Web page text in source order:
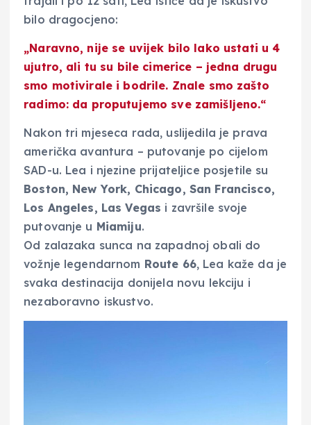
bilo dragocjeno:
„Naravno, nije se uvijek bilo lako ustati u 4
ujutro, ali tu su bile cimerice – jedna drugu
smo motivirale i bodrile. Znale smo zašto
radimo: da proputujemo sve zamišljeno.“
Nakon tri mjeseca rada, uslijedila je prava
američka avantura – putovanje po cijelom
SAD-u. Lea i njezine prijateljice posjetile su
Boston, New York, Chicago, San Francisco,
Los Angeles, Las Vegas i završile svoje
putovanje u Miamiju.
Od zalazaka sunca na zapadnoj obali do
vožnje legendarnom Route 66, Lea kaže da je
svaka destinacija donijela novu lekciju i
nezaboravno iskustvo.